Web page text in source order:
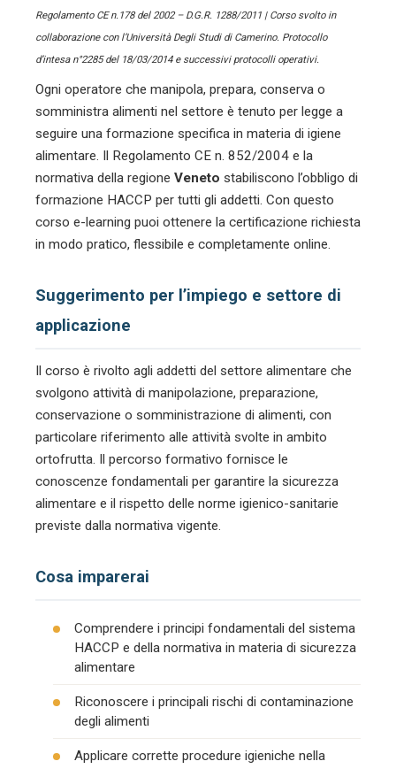
Regolamento CE n.178 del 2002 – D.G.R. 1288/2011 | Corso svolto in
collaborazione con l’Università Degli Studi di Camerino. Protocollo
d’intesa n°2285 del 18/03/2014 e successivi protocolli operativi.
Ogni operatore che manipola, prepara, conserva o
somministra alimenti nel settore è tenuto per legge a
seguire una formazione specifica in materia di igiene
alimentare. Il Regolamento CE n. 852/2004 e la
normativa della regione Veneto stabiliscono l’obbligo di
formazione HACCP per tutti gli addetti. Con questo
corso e-learning puoi ottenere la certificazione richiesta
in modo pratico, flessibile e completamente online.
Suggerimento per l’impiego e settore di
applicazione
Il corso è rivolto agli addetti del settore alimentare che
svolgono attività di manipolazione, preparazione,
conservazione o somministrazione di alimenti, con
particolare riferimento alle attività svolte in ambito
ortofrutta. Il percorso formativo fornisce le
conoscenze fondamentali per garantire la sicurezza
alimentare e il rispetto delle norme igienico-sanitarie
previste dalla normativa vigente.
Cosa imparerai
Comprendere i principi fondamentali del sistema
HACCP e della normativa in materia di sicurezza
alimentare
Riconoscere i principali rischi di contaminazione
degli alimenti
Applicare corrette procedure igieniche nella